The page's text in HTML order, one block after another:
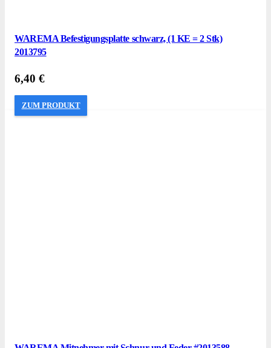
WAREMA Befestigungsplatte schwarz, (1 KE = 2 Stk)
2013795
6,40 €
ZUM PRODUKT